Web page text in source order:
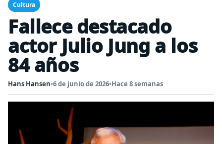
Cultura
Fallece destacado
actor Julio Jung a los
84 años
Hans Hansen•6 de junio de 2026•Hace 8 semanas